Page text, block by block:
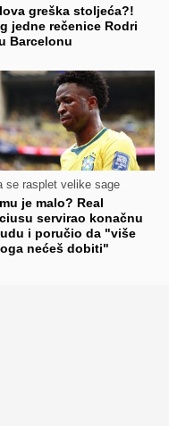
greška stoljeća?!
jedne rečenice Rodri
Barcelonu
se rasplet velike sage
je malo? Real
servirao konačnu
i poručio da "više
nećeš dobiti"